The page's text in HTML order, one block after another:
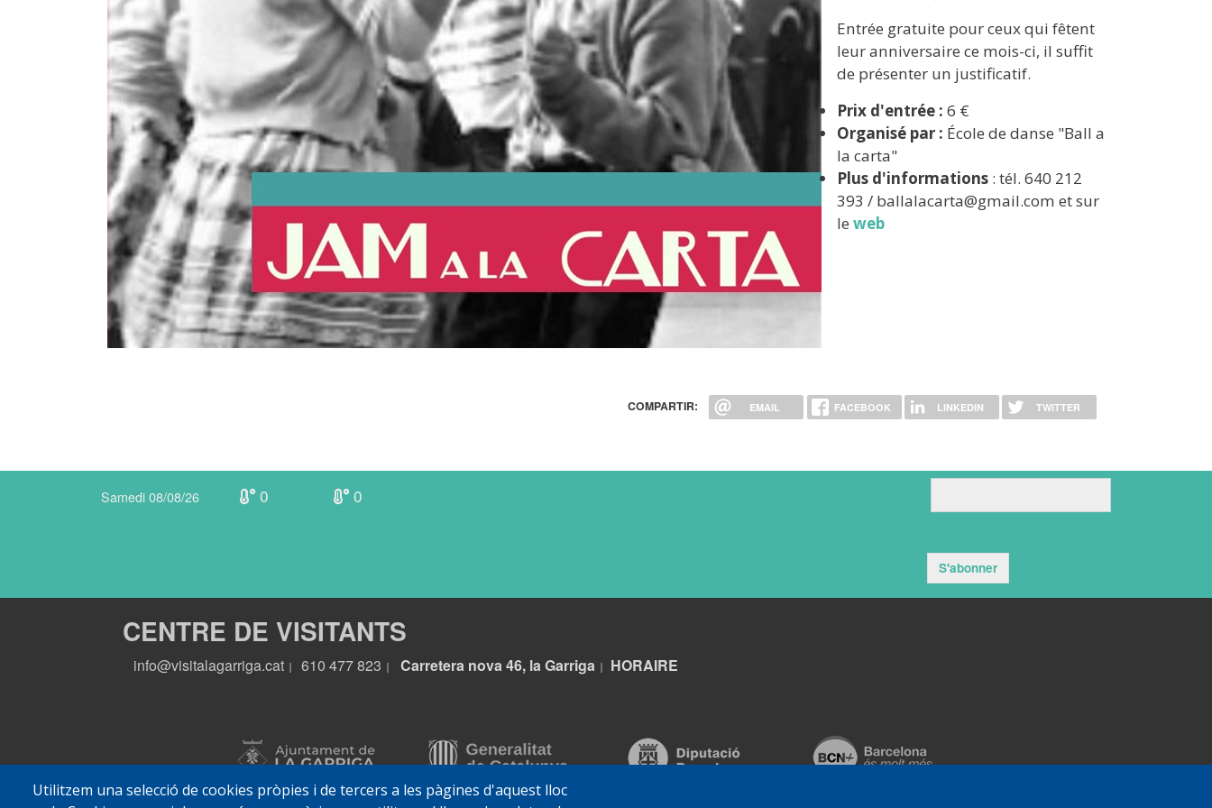
Entrée gratuite pour ceux qui fêtent
leur anniversaire ce mois-ci, il suffit
de présenter un justificatif.
Prix ​​d'entrée :6 €
Organisé par : École de danse "Ball a
la carta"
Plus d'informations : tél. 640 212
393 / ballalacarta@gmail.com et sur
leweb
COMPARTIR: EMAIL FACEBOOK LINKEDIN TWITTER
Utilitzem una selecció de cookies pròpies i de tercers a les pàgines d'aquest lloc
Samedi 08/08/26 0 0
S'abonner
CENTRE DE VISITANTS
info@visitalagarriga.cat 610 477 823 Carretera nova 46, la Garriga HORAIRE